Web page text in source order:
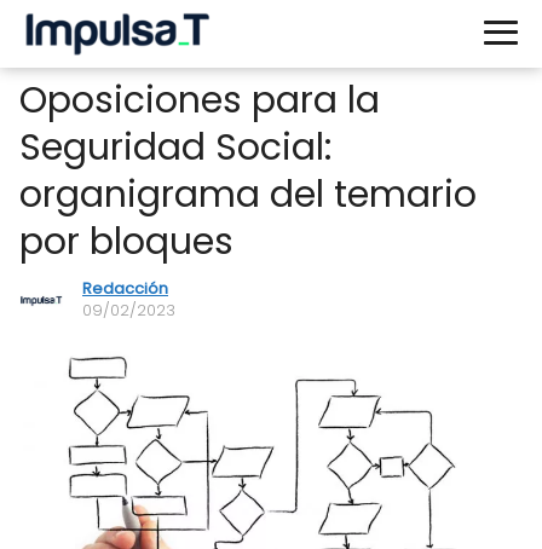
Oposiciones para la
Seguridad Social:
organigrama del temario
por bloques
Redacción
09/02/2023